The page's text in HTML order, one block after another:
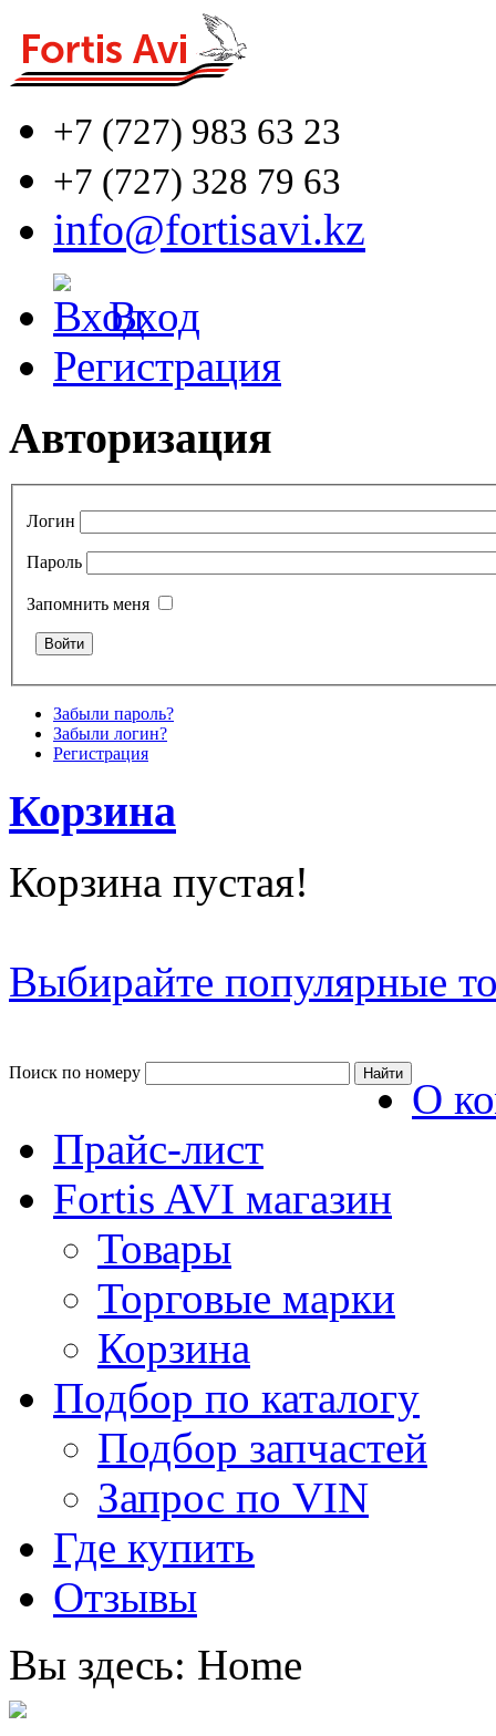
+7 (727) 983 63 23
+7 (727) 328 79 63
info@fortisavi.kz
Вход
Регистрация
Авторизация
Логин
Пароль
Запомнить меня
Забыли пароль?
Забыли логин?
Регистрация
Корзина
Корзина пустая!
Выбирайте популярные
Поиск по номеру
О
Прайс-лист
Fortis AVI магазин
Товары
Торговые марки
Корзина
Подбор по каталогу
Подбор запчастей
Запрос по VIN
Где купить
Отзывы
Вы здесь: Home